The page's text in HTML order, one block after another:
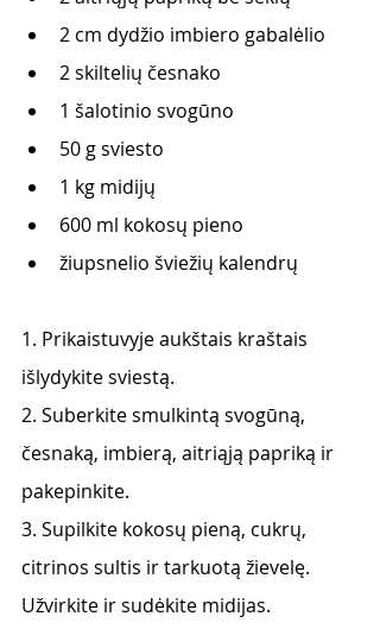
2 cm dydžio imbiero gabalėlio
2 skiltelių česnako
1 šalotinio svogūno
50 g sviesto
1 kg midijų
600 ml kokosų pieno
žiupsnelio šviežių kalendrų
1. Prikaistuvyje aukštais kraštais
išlydykite sviestą.
2. Suberkite smulkintą svogūną,
česnaką, imbierą, aitriąją papriką ir
pakepinkite.
3. Supilkite kokosų pieną, cukrų,
citrinos sultis ir tarkuotą žievelę.
Užvirkite ir sudėkite midijas.